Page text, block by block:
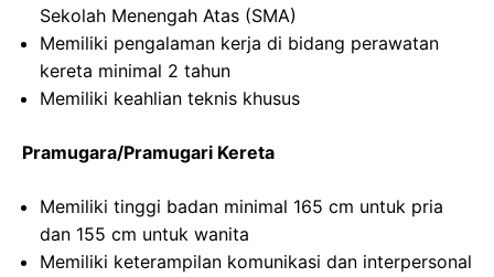
Sekolah Menengah Atas (SMA)
Memiliki pengalaman kerja di bidang perawatan
kereta minimal 2 tahun
Memiliki keahlian teknis khusus
Pramugara/Pramugari Kereta
Memiliki tinggi badan minimal 165 cm untuk pria
dan 155 cm untuk wanita
Memiliki keterampilan komunikasi dan interpersonal